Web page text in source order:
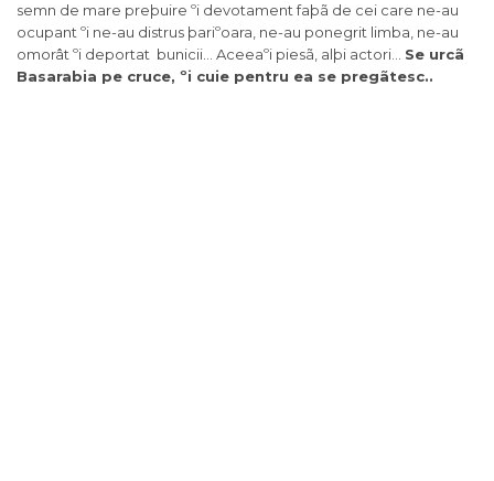
semn de mare preþuire ºi devotament faþã de cei care ne-au
ocupant ºi ne-au distrus þariºoara, ne-au ponegrit limba, ne-au
omorât ºi deportat bunicii… Aceeaºi piesã, alþi actori… Se urcã
Basarabia pe cruce, ºi cuie pentru ea se pregãtesc..